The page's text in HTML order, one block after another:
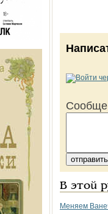
В этой
Меняем